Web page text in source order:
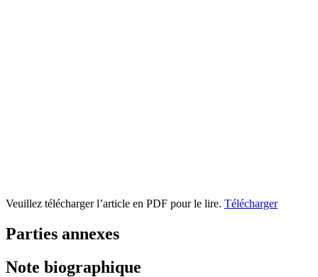
Veuillez télécharger l’article en PDF pour le lire. Télécharger
Parties annexes
Note biographique